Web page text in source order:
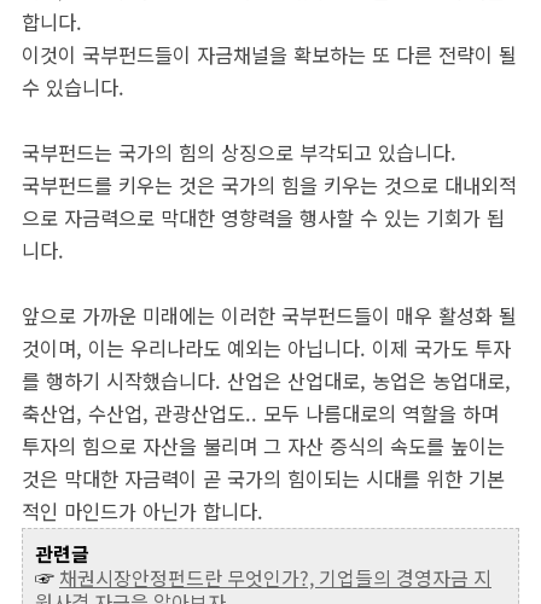
합니다.
이것이 국부펀드들이 자금채널을 확보하는 또 다른 전략이 될
수 있습니다.
국부펀드는 국가의 힘의 상징으로 부각되고 있습니다.
국부펀드를 키우는 것은 국가의 힘을 키우는 것으로 대내외적
으로 자금력으로 막대한 영향력을 행사할 수 있는 기회가 됩
니다.
앞으로 가까운 미래에는 이러한 국부펀드들이 매우 활성화 될
것이며, 이는 우리나라도 예외는 아닙니다. 이제 국가도 투자
를 행하기 시작했습니다. 산업은 산업대로, 농업은 농업대로,
축산업, 수산업, 관광산업도.. 모두 나름대로의 역할을 하며
투자의 힘으로 자산을 불리며 그 자산 증식의 속도를 높이는
것은 막대한 자금력이 곧 국가의 힘이되는 시대를 위한 기본
적인 마인드가 아닌가 합니다.
관련글
☞ 채권시장안정펀드란 무엇인가?, 기업들의 경영자금 지